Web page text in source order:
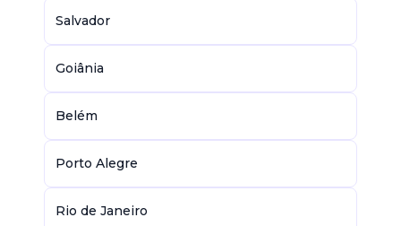
Salvador
Goiânia
Belém
Porto Alegre
Rio de Janeiro